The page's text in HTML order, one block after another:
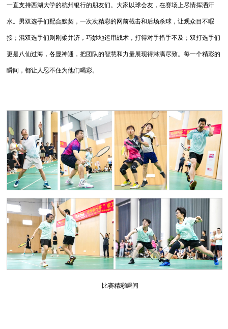
一直支持西湖大学的杭州银行的朋友们。大家以球会友，在赛场上尽情挥洒汗
水。男双选手们配合默契，一次次精彩的网前截击和后场杀球，让观众目不暇
接；混双选手们则刚柔并济，巧妙地运用战术，打得对手措手不及；双打选手们
更是八仙过海，各显神通，把团队的智慧和力量展现得淋漓尽致。每一个精彩的
瞬间，都让人忍不住为他们喝彩。
比赛精彩瞬间